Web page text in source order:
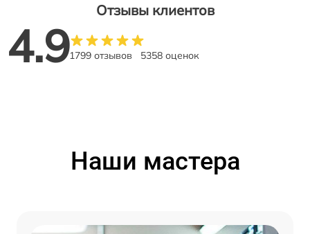
Отзывы клиентов
4.91799 отзывов 5358 оценок
Наши мастера